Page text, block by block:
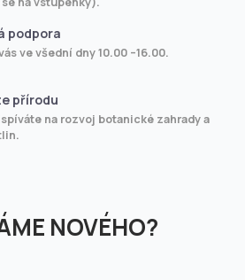
podpora
ve všední dny 10.00 –16.00.
přírodu
na rozvoj botanické zahrady a
NOVÉHO?